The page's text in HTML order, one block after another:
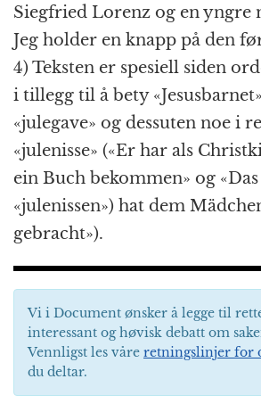
Siegfried Lorenz og en yngre
Jeg holder en knapp på den
4) Teksten er spesiell siden
i tillegg til å bety
«julegave» og dessuten noe i
«julenisse» («Er har als
ein Buch bekommen» og
«julenissen») hat dem
gebracht»).
Vi i Document ønsker å legge til
interessant og høvisk debatt om
Vennligst les våre retningslinjer for
du deltar.